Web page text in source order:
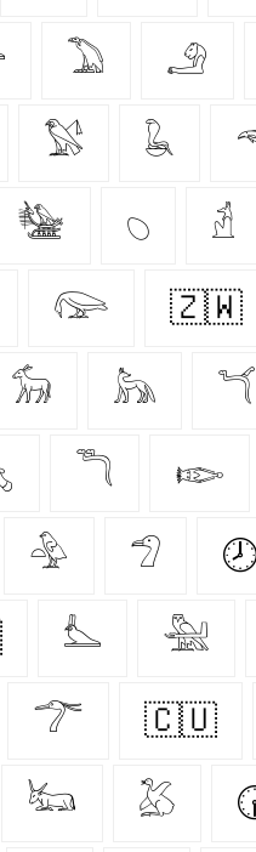
𓅐 𓄂
𓅄 𓆘
𓅋 𓆇 𓁢
𓅼 🇿🇼
𓃘 𓃦 𓆔
𓆕 𓆢
𓅲 𓅿 🕗
𓅏 𓅖
𓆀 🇨🇺
𓃜 𓅷